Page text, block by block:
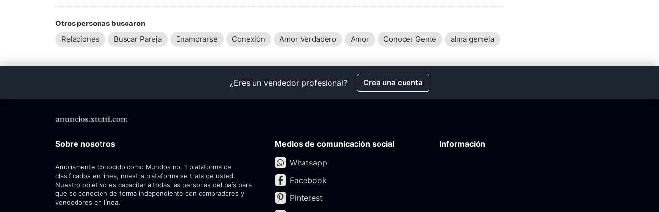
Otros personas buscaron
Relaciones
Buscar Pareja Enamorarse Conexión Amor Verdadero Amor Conocer Gente alma gemela
¿Eres un vendedor profesional? Crea una cuenta
Sobre nosotros
Ampliamente conocido como Mundos no. 1 plataforma de
clasificados en línea, nuestra plataforma se trata de usted.
Nuestro objetivo es capacitar a todas las personas del país para
que se conecten de forma independiente con compradores y
vendedores en línea.
Medios de comunicación social
Whatsapp
Facebook
Pinterest
Información